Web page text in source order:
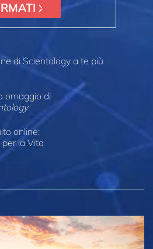
di Scientology a te più
omaggio di
online:
la Vita